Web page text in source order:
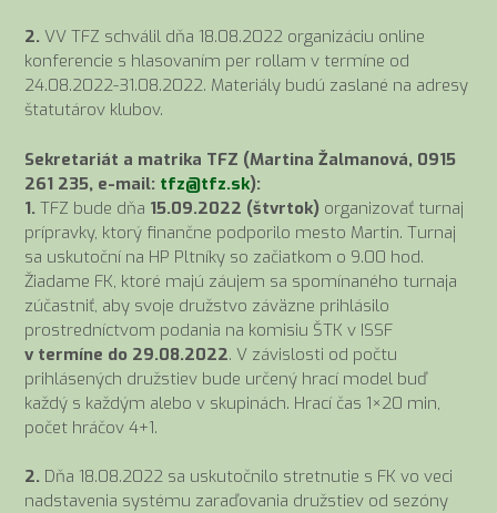
2. VV TFZ schválil dňa 18.08.2022 organizáciu online
konferencie s hlasovaním per rollam v termíne od
24.08.2022-31.08.2022. Materiály budú zaslané na adresy
štatutárov klubov.
Sekretariát a matrika TFZ (Martina Žalmanová, 0915
261 235, e-mail: tfz@tfz.sk):
1. TFZ bude dňa 15.09.2022 (štvrtok) organizovať turnaj
prípravky, ktorý finančne podporilo mesto Martin. Turnaj
sa uskutoční na HP Pltníky so začiatkom o 9.00 hod.
Žiadame FK, ktoré majú záujem sa spomínaného turnaja
zúčastniť, aby svoje družstvo záväzne prihlásilo
prostredníctvom podania na komisiu ŠTK v ISSF
v termíne do 29.08.2022. V závislosti od počtu
prihlásených družstiev bude určený hrací model buď
každý s každým alebo v skupinách. Hrací čas 1×20 min,
počet hráčov 4+1.
2. Dňa 18.08.2022 sa uskutočnilo stretnutie s FK vo veci
nadstavenia systému zaraďovania družstiev od sezóny